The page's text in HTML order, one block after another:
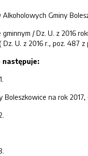
Gminy
/ Dz. U. z 2016
U. z 2016 r., poz. 487 z
następuje:
na rok 2017,